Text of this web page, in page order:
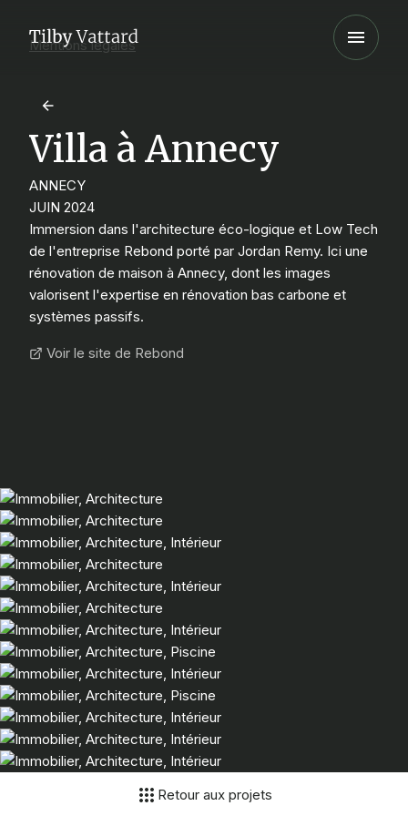
Mentions légales
Villa à Annecy
ANNECY
JUIN 2024
Immersion dans l'architecture éco-logique et Low Tech
de l'entreprise Rebond porté par Jordan Remy. Ici une
rénovation de maison à Annecy, dont les images
valorisent l'expertise en rénovation bas carbone et
systèmes passifs.
Voir le site de Rebond
Retour aux projets